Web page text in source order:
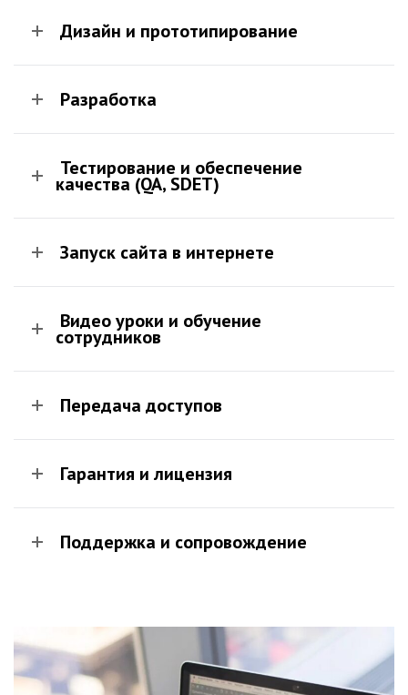
Дизайн и прототипирование
Разработка
Тестирование и обеспечение
качества (QA, SDET)
Запуск сайта в интернете
Видео уроки и обучение
сотрудников
Передача доступов
Гарантия и лицензия
Поддержка и сопровождение